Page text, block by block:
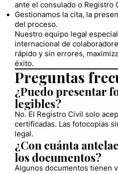
ante el consulado o Registro
Gestionamos la cita, la
del proceso.
Nuestro equipo legal
internacional de
rápido y sin errores,
éxito.
Preguntas
¿Puedo presentar
legibles?
No. El Registro Civil solo
certificadas. Las fotocopias
legal.
¿Con cuánta
los documentos?
Algunos documentos tienen